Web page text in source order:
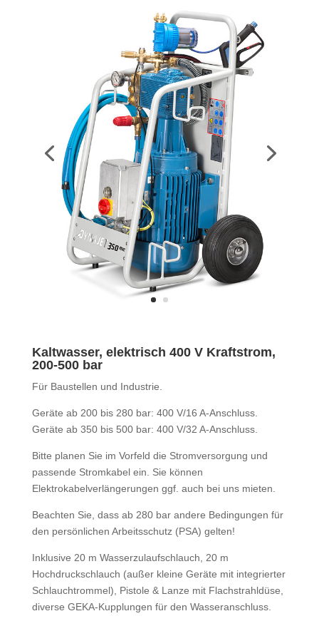
Kaltwasser, elektrisch 400 V Kraftstrom,
200-500 bar
Für Baustellen und Industrie.
Geräte ab 200 bis 280 bar: 400 V/16 A-Anschluss.
Geräte ab 350 bis 500 bar: 400 V/32 A-Anschluss.
Bitte planen Sie im Vorfeld die Stromversorgung und
passende Stromkabel ein. Sie können
Elektrokabelverlängerungen ggf. auch bei uns mieten.
Beachten Sie, dass ab 280 bar andere Bedingungen für
den persönlichen Arbeitsschutz (PSA) gelten!
Inklusive 20 m Wasserzulaufschlauch, 20 m
Hochdruckschlauch (außer kleine Geräte mit integrierter
Schlauchtrommel), Pistole & Lanze mit Flachstrahldüse,
diverse GEKA-Kupplungen für den Wasseranschluss.